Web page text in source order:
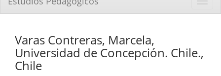
Varas Contreras, Marcela,
Universidad de Concepción. Chile.,
Chile